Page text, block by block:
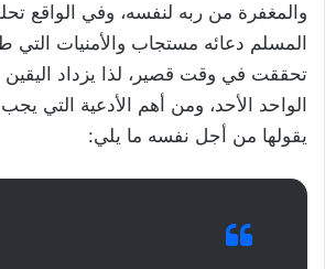
والمغفرة من ربه لنفسه، وفي الواقع
المسلم دعائه مستجاب والأمنيات التي
تحققت في وقت قصير، لذا يزداد اليقين
الواحد الأحد، ومن أهم الأدعية التي
يقولها من أجل نفسه ما يلي: